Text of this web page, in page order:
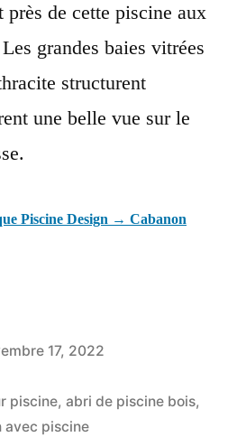
près de cette piscine aux
grandes baies vitrées
structurent
une belle vue sur le
Piscine Design → Cabanon
17, 2022
piscine, abri de piscine bois,
avec piscine